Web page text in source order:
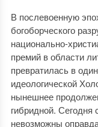
В послевоенную
богоборческого
национально-
премий в области
превратилась в
идеологической
нынешнее
гибридной.
невозможны